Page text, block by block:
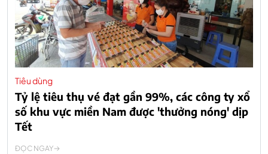
Tiêu dùng
Tỷ lệ tiêu thụ vé đạt gần 99%, các công ty xổ
số khu vực miền Nam được 'thưởng nóng' dịp
Tết
ĐỌC NGAY